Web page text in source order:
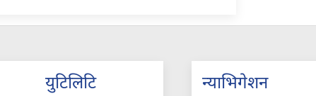
युटिलिटि न्याभिगेशन